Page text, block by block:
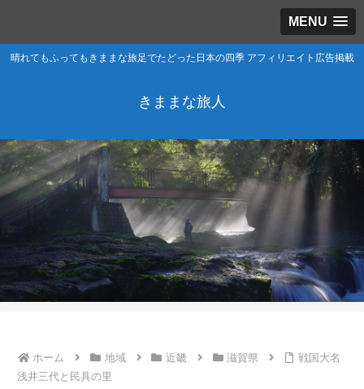
MENU
晴れてもふってもきままな旅足でたどった日本の四季 アフィリエイト広告掲載
きままな旅人
ホーム 地域 近畿 滋賀県
戦国大名
浅井三代と民具の里